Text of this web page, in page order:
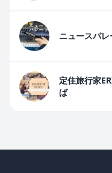
ニュースパレ
定住旅行家
ば